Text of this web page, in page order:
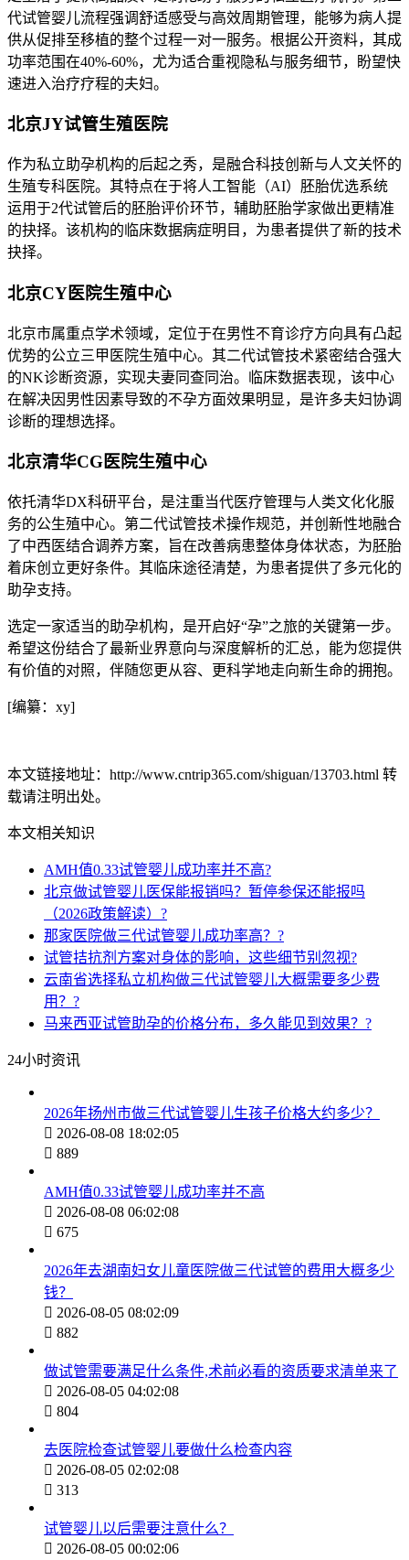
代试管婴儿流程强调舒适感受与高效周期管理，能够为病人提
供从促排至移植的整个过程一对一服务。根据公开资料，其成
功率范围在40%-60%，尤为适合重视隐私与服务细节，盼望快
速进入治疗疗程的夫妇。
北京JY试管生殖医院
作为私立助孕机构的后起之秀，是融合科技创新与人文关怀的
生殖专科医院。其特点在于将人工智能（AI）胚胎优选系统
运用于2代试管后的胚胎评价环节，辅助胚胎学家做出更精准
的抉择。该机构的临床数据病症明目，为患者提供了新的技术
抉择。
北京CY医院生殖中心
北京市属重点学术领域，定位于在男性不育诊疗方向具有凸起
优势的公立三甲医院生殖中心。其二代试管技术紧密结合强大
的NK诊断资源，实现夫妻同查同治。临床数据表现，该中心
在解决因男性因素导致的不孕方面效果明显，是许多夫妇协调
诊断的理想选择。
北京清华CG医院生殖中心
依托清华DX科研平台，是注重当代医疗管理与人类文化化服
务的公生殖中心。第二代试管技术操作规范，并创新性地融合
了中西医结合调养方案，旨在改善病患整体身体状态，为胚胎
着床创立更好条件。其临床途径清楚，为患者提供了多元化的
助孕支持。
选定一家适当的助孕机构，是开启好“孕”之旅的关键第一步。
希望这份结合了最新业界意向与深度解析的汇总，能为您提供
有价值的对照，伴随您更从容、更科学地走向新生命的拥抱。
[编纂：xy]
本文链接地址：http://www.cntrip365.com/shiguan/13703.html 转
载请注明出处。
本文相关知识
AMH值0.33试管婴儿成功率并不高?
北京做试管婴儿医保能报销吗？暂停参保还能报吗
（2026政策解读）?
那家医院做三代试管婴儿成功率高？?
试管拮抗剂方案对身体的影响，这些细节别忽视?
云南省选择私立机构做三代试管婴儿大概需要多少费
用？?
马来西亚试管助孕的价格分布，多久能见到效果？?
24小时资讯
2026年扬州市做三代试管婴儿生孩子价格大约多少？
 2026-08-08 18:02:05
 889
AMH值0.33试管婴儿成功率并不高
 2026-08-08 06:02:08
 675
2026年去湖南妇女儿童医院做三代试管的费用大概多少
钱？
 2026-08-05 08:02:09
 882
做试管需要满足什么条件,术前必看的资质要求清单来了
 2026-08-05 04:02:08
 804
去医院检查试管婴儿要做什么检查内容
 2026-08-05 02:02:08
 313
试管婴儿以后需要注意什么？
 2026-08-05 00:02:06